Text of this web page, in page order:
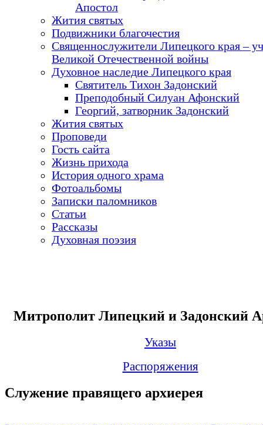
Апостол
Жития святых
Подвижники благочестия
Священнослужители Липецкого края –
Великой Отечественной войны
Духовное наследие Липецкого края
Святитель Тихон Задонский
Преподобный Силуан Афонский
Георгий, затворник Задонский
Жития святых
Проповеди
Гость сайта
Жизнь прихода
История одного храма
Фотоальбомы
Записки паломников
Статьи
Рассказы
Духовная поэзия
Митрополит Липецкий и Задонский
Указы
Распоряжения
Служение правящего архиерея